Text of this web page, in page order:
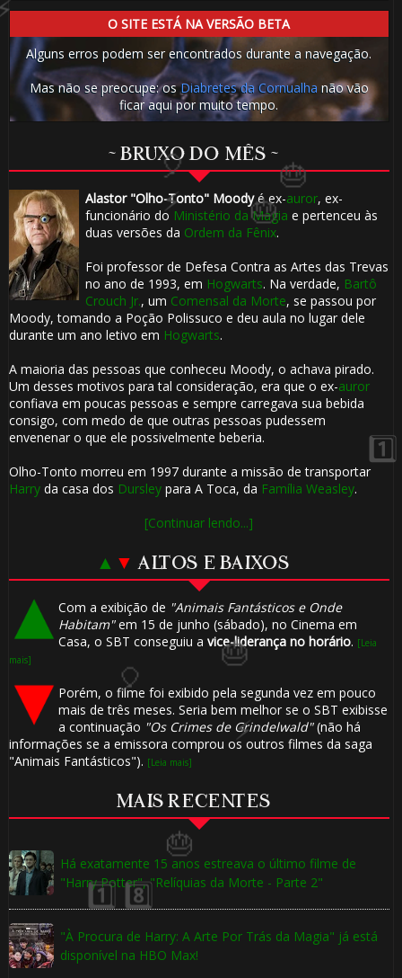
O SITE ESTÁ NA VERSÃO BETA
Alguns erros podem ser encontrados durante a navegação.
Mas não se preocupe: osDiabretes da Cornualha não vão
ficar aqui por muito tempo.
~ BRUXO DO MÊS ~
Alastor "Olho-Tonto" Moodyé ex-auror, ex-
funcionário do Ministério da Magia e pertenceu às
duas versões da Ordem da Fênix.
Foi professor de Defesa Contra as Artes das Trevas
no ano de 1993, em Hogwarts. Na verdade, Bartô
Crouch Jr., um Comensal da Morte, se passou por
Moody, tomando a Poção Polissuco e deu aula no lugar dele
durante um ano letivo em Hogwarts.
A maioria das pessoas que conheceu Moody, o achava pirado.
Um desses motivos para tal consideração, era que o ex-auror
confiava em poucas pessoas e sempre carregava sua bebida
consigo, com medo de que outras pessoas pudessem
envenenar o que ele possivelmente beberia.
Olho-Tonto morreu em 1997 durante a missão de transportar
Harryda casa dos Dursleypara A Toca, da Família Weasley.
[Continuar lendo...]
▲ ▼ ALTOS E BAIXOS
Com a exibição de "Animais Fantásticos e Onde
Habitam"em 15 de junho (sábado), no Cinema em
Casa, o SBT conseguiu a vice-liderança no horário. [Leia
mais]
Porém, o filme foi exibido pela segunda vez em pouco
mais de três meses. Seria bem melhor se o SBT exibisse
a continuação "Os Crimes de Grindelwald"(não há
informações se a emissora comprou os outros filmes da saga
"Animais Fantásticos"). [Leia mais]
MAIS RECENTES
Há exatamente 15 anos estreava o último filme de
"Harry Potter", "Relíquias da Morte - Parte 2"
"À Procura de Harry: A Arte Por Trás da Magia" já está
disponível na HBO Max!
🎈
🎂
⚡
1️⃣ 8️⃣
🎈
🎂
🎈
🎂
🎂
🎂
⚡